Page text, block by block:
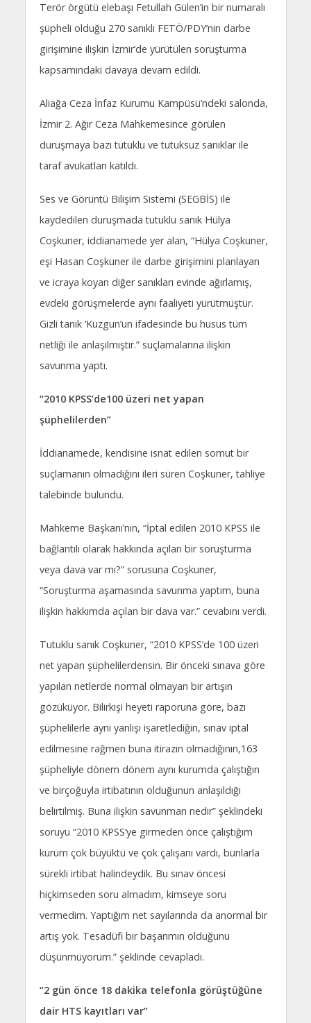
Terör örgütü elebaşı Fetullah Gülen’in bir numaralı
şüpheli olduğu 270 sanıklı FETÖ/PDY’nin darbe
girişimine ilişkin İzmir’de yürütülen soruşturma
kapsamındaki davaya devam edildi.
Aliağa Ceza İnfaz Kurumu Kampüsü’ndeki salonda,
İzmir 2. Ağır Ceza Mahkemesince görülen
duruşmaya bazı tutuklu ve tutuksuz sanıklar ile
taraf avukatları katıldı.
Ses ve Görüntü Bilişim Sistemi (SEGBİS) ile
kaydedilen duruşmada tutuklu sanık Hülya
Coşkuner, iddianamede yer alan, “Hülya Coşkuner,
eşi Hasan Coşkuner ile darbe girişimini planlayan
ve icraya koyan diğer sanıkları evinde ağırlamış,
evdeki görüşmelerde aynı faaliyeti yürütmüştür.
Gizli tanık ‘Kuzgun’un ifadesinde bu husus tüm
netliği ile anlaşılmıştır.” suçlamalarına ilişkin
savunma yaptı.
“2010 KPSS’de100 üzeri net yapan
şüphelilerden”
İddianamede, kendisine isnat edilen somut bir
suçlamanın olmadığını ileri süren Coşkuner, tahliye
talebinde bulundu.
Mahkeme Başkanı’nın, “İptal edilen 2010 KPSS ile
bağlantılı olarak hakkında açılan bir soruşturma
veya dava var mı?” sorusuna Coşkuner,
“Soruşturma aşamasında savunma yaptım, buna
ilişkin hakkımda açılan bir dava var.” cevabını verdi.
Tutuklu sanık Coşkuner, “2010 KPSS’de 100 üzeri
net yapan şüphelilerdensin. Bir önceki sınava göre
yapılan netlerde normal olmayan bir artışın
gözüküyor. Bilirkişi heyeti raporuna göre, bazı
şüphelilerle aynı yanlışı işaretlediğin, sınav iptal
edilmesine rağmen buna itirazın olmadığının,163
şüpheliyle dönem dönem aynı kurumda çalıştığın
ve birçoğuyla irtibatının olduğunun anlaşıldığı
belirtilmiş. Buna ilişkin savunman nedir” şeklindeki
soruyu “2010 KPSS’ye girmeden önce çalıştığım
kurum çok büyüktü ve çok çalışanı vardı, bunlarla
sürekli irtibat halindeydik. Bu sınav öncesi
hiçkimseden soru almadım, kimseye soru
vermedim. Yaptığım net sayılarında da anormal bir
artış yok. Tesadüfi bir başarımın olduğunu
düşünmüyorum.” şeklinde cevapladı.
“2 gün önce 18 dakika telefonla görüştüğüne
dair HTS kayıtları var”